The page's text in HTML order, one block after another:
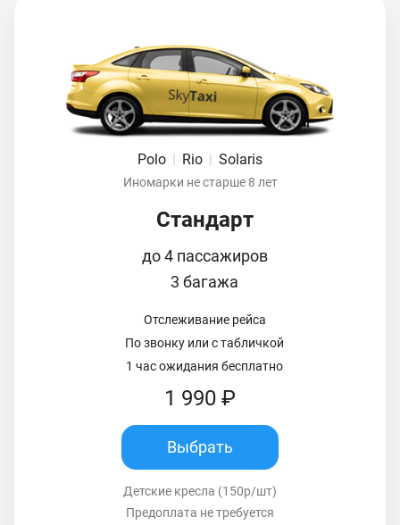
Polo | Rio | Solaris
Иномарки не старше 8 лет
Стандарт
до 4 пассажиров
3 багажа
Отслеживание рейса
По звонку или с табличкой
1 час ожидания бесплатно
1 990 ₽
Выбрать
Детские кресла (150р/шт)
Предоплата не требуется